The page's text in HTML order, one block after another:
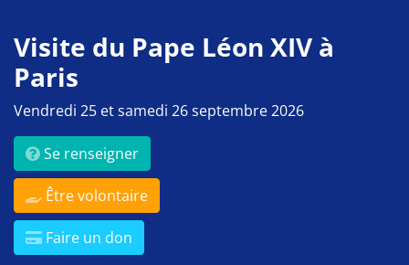
Visite du Pape Léon XIV à
Paris
Vendredi 25 et samedi 26 septembre 2026
Se renseigner
Être volontaire
Faire un don